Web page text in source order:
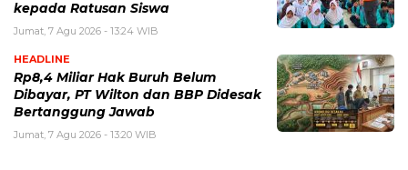
kepada Ratusan Siswa
Jumat, 7 Agu 2026 - 13:24 WIB
HEADLINE
Rp8,4 Miliar Hak Buruh Belum
Dibayar, PT Wilton dan BBP Didesak
Bertanggung Jawab
Jumat, 7 Agu 2026 - 13:20 WIB